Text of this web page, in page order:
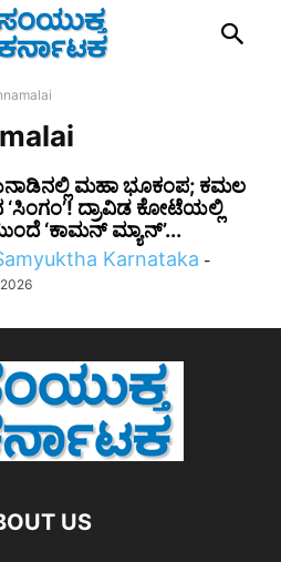
ಮಹಾ ಭೂಕಂಪ; ಕಮಲ
‘ಸಿಂಗಂ’! ದ್ರಾವಿಡ ಕೋಟೆಯಲ್ಲಿ
‘ಕಾಮನ್ ಮ್ಯಾನ್’...
Karnataka -
US